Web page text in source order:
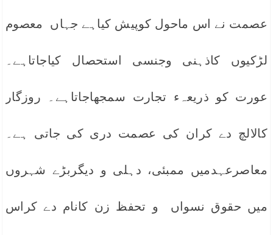
عصمت نے اس ماحول کوپیش کیاہے جہاں معصوم
لڑکیوں کاذہنی وجنسی استحصال کیاجاتاہے۔
عورت کو ذریعہء تجارت سمجھاجاتاہے۔ روزگار
کالالچ دے کران کی عصمت دری کی جاتی ہے۔
معاصرعہدمیں ممبئی، دہلی و دیگربڑے شہروں
میں حقوق نسواں و تحفظ زن کانام دے کراس